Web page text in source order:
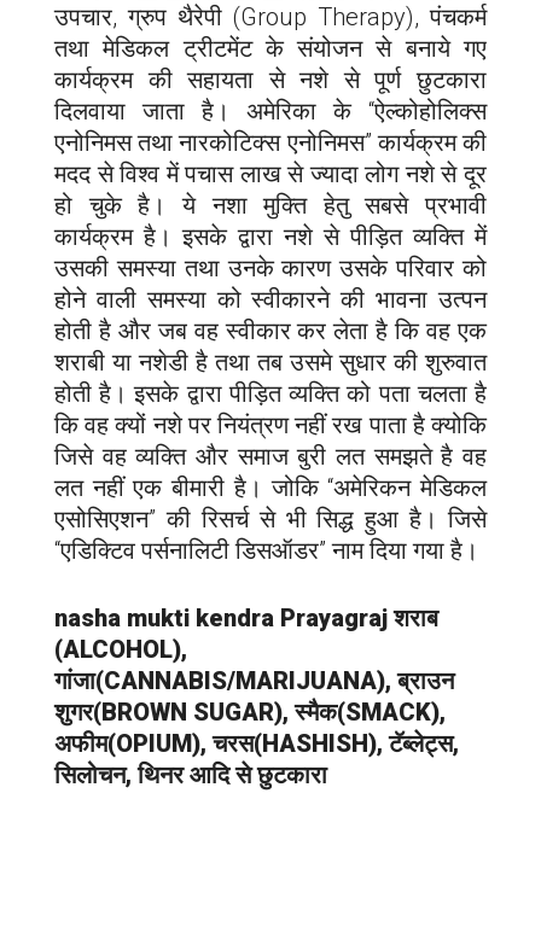
उपचार, ग्रुप थैरेपी (Group Therapy), पंचकर्म
तथा मेडिकल ट्रीटमेंट के संयोजन से बनाये गए
कार्यक्रम की सहायता से नशे से पूर्ण छुटकारा
दिलवाया जाता है। अमेरिका के “ऐल्कोहोलिक्स
एनोनिमस तथा नारकोटिक्स एनोनिमस” कार्यक्रम की
मदद से विश्व में पचास लाख से ज्यादा लोग नशे से दूर
हो चुके है। ये नशा मुक्ति हेतु सबसे प्रभावी
कार्यक्रम है। इसके द्वारा नशे से पीड़ित व्यक्ति में
उसकी समस्या तथा उनके कारण उसके परिवार को
होने वाली समस्या को स्वीकारने की भावना उत्पन
होती है और जब वह स्वीकार कर लेता है कि वह एक
शराबी या नशेडी है तथा तब उसमे सुधार की शुरुवात
होती है। इसके द्वारा पीड़ित व्यक्ति को पता चलता है
कि वह क्यों नशे पर नियंत्रण नहीं रख पाता है क्योकि
जिसे वह व्यक्ति और समाज बुरी लत समझते है वह
लत नहीं एक बीमारी है। जोकि “अमेरिकन मेडिकल
एसोसिएशन” की रिसर्च से भी सिद्ध हुआ है। जिसे
“एडिक्टिव पर्सनालिटी डिसऑडर” नाम दिया गया है।
nasha mukti kendra Prayagraj शराब
(ALCOHOL),
गांजा(CANNABIS/MARIJUANA), ब्राउन
शुगर(BROWN SUGAR), स्मैक(SMACK),
अफीम(OPIUM), चरस(HASHISH), टॅब्लेट्स,
सिलोचन, थिनर आदि से छुटकारा